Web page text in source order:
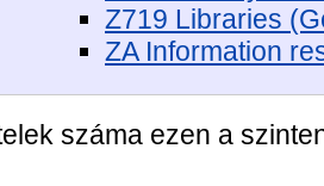
Z719 Libraries
ZA Information
száma ezen a